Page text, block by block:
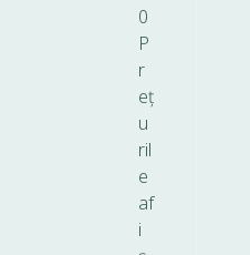
0
P
r
eț
u
ril
e
af
i